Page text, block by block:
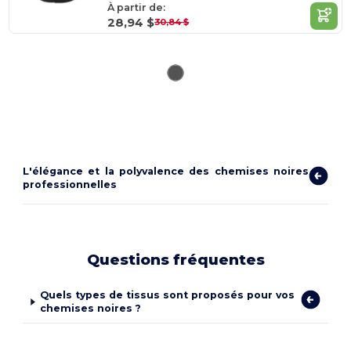
À partir de:
28,94 $30,84 $
L'élégance et la polyvalence des chemises noires
professionnelles
Questions fréquentes
Quels types de tissus sont proposés pour vos
chemises noires ?